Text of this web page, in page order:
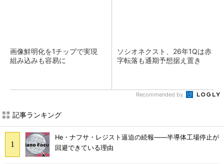
画像鮮明化を1チップで実現
組み込みも容易に
ソシオネクスト、26年1Qは赤
字転落も通期予想据え置き
Recommended by
記事ランキング
He・ナフサ・レジスト逼迫の続報――半導体工場停止が
回避できている理由